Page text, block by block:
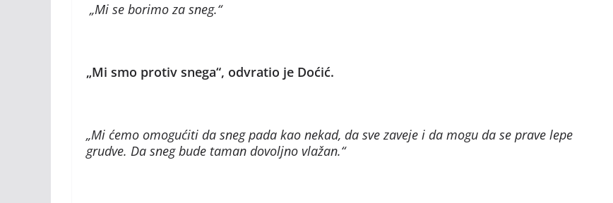
„Mi se borimo za sneg.“
„Mi smo protiv snega“, odvratio je Doćić.
„Mi ćemo omogućiti da sneg pada kao nekad, da sve zaveje i da mogu da se prave lepe
grudve. Da sneg bude taman dovoljno vlažan.“